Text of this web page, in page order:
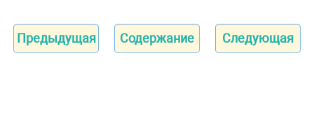
Предыдущая Содержание Следующая